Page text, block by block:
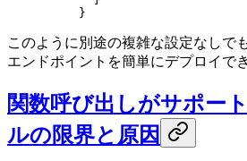
}
このように別途の複雑な設定なしで
エンドポイントを簡単にデプロイで
関数呼び出しがサポー
ルの限界と原因